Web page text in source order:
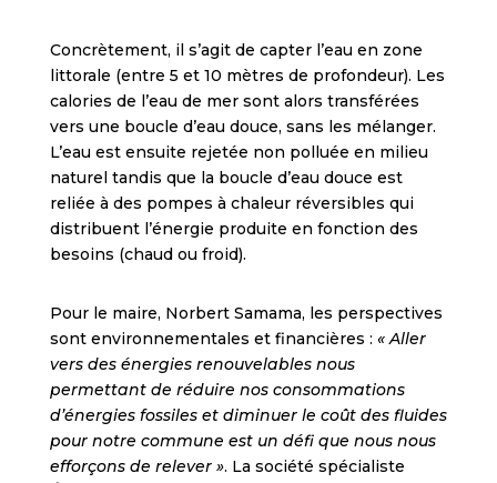
Concrètement, il s’agit de capter l’eau en zone
littorale (entre 5 et 10 mètres de profondeur). Les
calories de l’eau de mer sont alors transférées
vers une boucle d’eau douce, sans les mélanger.
L’eau est ensuite rejetée non polluée en milieu
naturel tandis que la boucle d’eau douce est
reliée à des pompes à chaleur réversibles qui
distribuent l’énergie produite en fonction des
besoins (chaud ou froid).
Pour le maire, Norbert Samama, les perspectives
sont environnementales et financières : « Aller
vers des énergies renouvelables nous
permettant de réduire nos consommations
d’énergies fossiles et diminuer le coût des fluides
pour notre commune est un défi que nous nous
efforçons de relever ». La société spécialiste